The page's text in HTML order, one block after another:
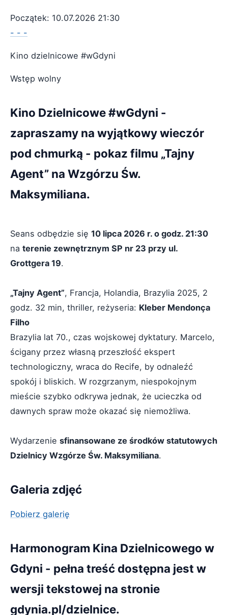
Początek: 10.07.2026 21:30
- - -
Kino dzielnicowe #wGdyni
Wstęp wolny
Kino Dzielnicowe #wGdyni -
zapraszamy na wyjątkowy wieczór
pod chmurką - pokaz filmu „Tajny
Agent” na Wzgórzu Św.
Maksymiliana.
Seans odbędzie się 10 lipca 2026 r. o godz. 21:30
na terenie zewnętrznym SP nr 23 przy ul.
Grottgera 19.
„Tajny Agent”, Francja, Holandia, Brazylia 2025, 2
godz. 32 min, thriller, reżyseria: Kleber Mendonça
Filho
Brazylia lat 70., czas wojskowej dyktatury. Marcelo,
ścigany przez własną przeszłość ekspert
technologiczny, wraca do Recife, by odnaleźć
spokój i bliskich. W rozgrzanym, niespokojnym
mieście szybko odkrywa jednak, że ucieczka od
dawnych spraw może okazać się niemożliwa.
Wydarzenie sfinansowane ze środków statutowych
Dzielnicy Wzgórze Św. Maksymiliana.
Galeria zdjęć
Pobierz galerię
Harmonogram Kina Dzielnicowego w
Gdyni - pełna treść dostępna jest w
wersji tekstowej na stronie
gdynia.pl/dzielnice.